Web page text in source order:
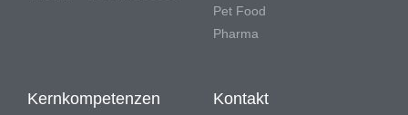
Pet Food
Pharma
Kernkompetenzen Kontakt